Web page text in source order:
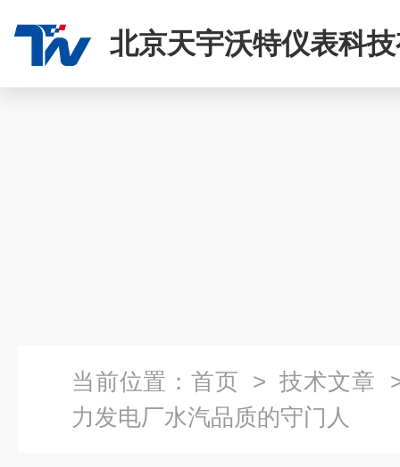
北京天宇沃特仪表科
当前位置： 首页 > 技术文章
力发电厂水汽品质的守门人